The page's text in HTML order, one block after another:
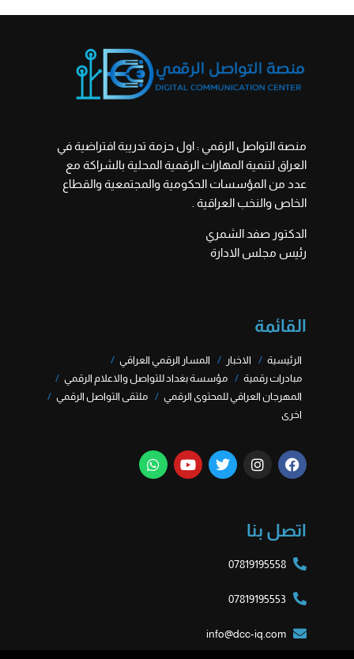
منصة التواصل الرقمي : اول حزمة تدريبة افتراضية في
العراق لتنمية المهارات الرقمية المحلية بالشراكة مع
عدد من المؤسسات الحكومية والمجتمعية والقطاع
الخاص والنخب العراقية .
الدكتور صفد الشمري
رئيس مجلس الادارة
القائمة
الرئيسية الاخبار
المسار الرقمي العراقي
مبادرات رقمية
مؤسسة بغداد للتواصل والاعلام الرقمي
المهرجان العراقي للمحتوى الرقمي
ملتقى التواصل الرقمي
اخرى
اتصل بنا
07819195558
07819195553
info@dcc-iq.com